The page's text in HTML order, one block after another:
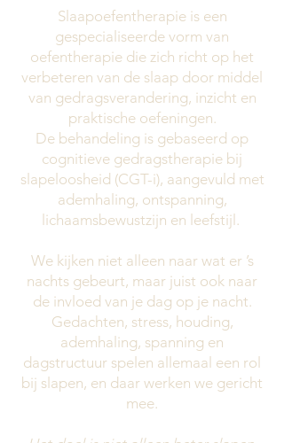
Slaapoefentherapie is een
gespecialiseerde vorm van
oefentherapie die zich richt op het
verbeteren van de slaap door middel
van gedragsverandering, inzicht en
praktische oefeningen.
De behandeling is gebaseerd op
cognitieve gedragstherapie bij
slapeloosheid (CGT-i), aangevuld met
ademhaling, ontspanning,
lichaamsbewustzijn en leefstijl.
We kijken niet alleen naar wat er ’s
nachts gebeurt, maar juist ook naar
de invloed van je dag op je nacht.
Gedachten, stress, houding,
ademhaling, spanning en
dagstructuur spelen allemaal een rol
bij slapen, en daar werken we gericht
mee.